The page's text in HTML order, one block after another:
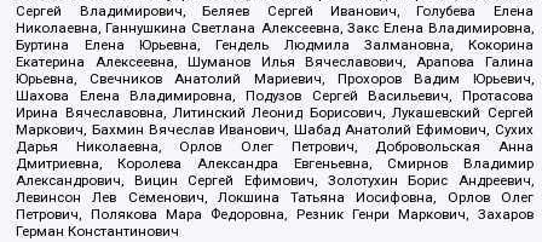
Сергей Владимирович, Беляев Сергей Иванович, Голубева Елена
Николаевна, Ганнушкина Светлана Алексеевна, Закс Елена Владимировна,
Буртина Елена Юрьевна, Гендель Людмила Залмановна, Кокорина
Екатерина Алексеевна, Шуманов Илья Вячеславович, Арапова Галина
Юрьевна, Свечников Анатолий Мариевич, Прохоров Вадим Юрьевич,
Шахова Елена Владимировна, Подузов Сергей Васильевич, Протасова
Ирина Вячеславовна, Литинский Леонид Борисович, Лукашевский Сергей
Маркович, Бахмин Вячеслав Иванович, Шабад Анатолий Ефимович, Сухих
Дарья Николаевна, Орлов Олег Петрович, Добровольская Анна
Дмитриевна, Королева Александра Евгеньевна, Смирнов Владимир
Александрович, Вицин Сергей Ефимович, Золотухин Борис Андреевич,
Левинсон Лев Семенович, Локшина Татьяна Иосифовна, Орлов Олег
Петрович, Полякова Мара Федоровна, Резник Генри Маркович, Захаров
Герман Константинович